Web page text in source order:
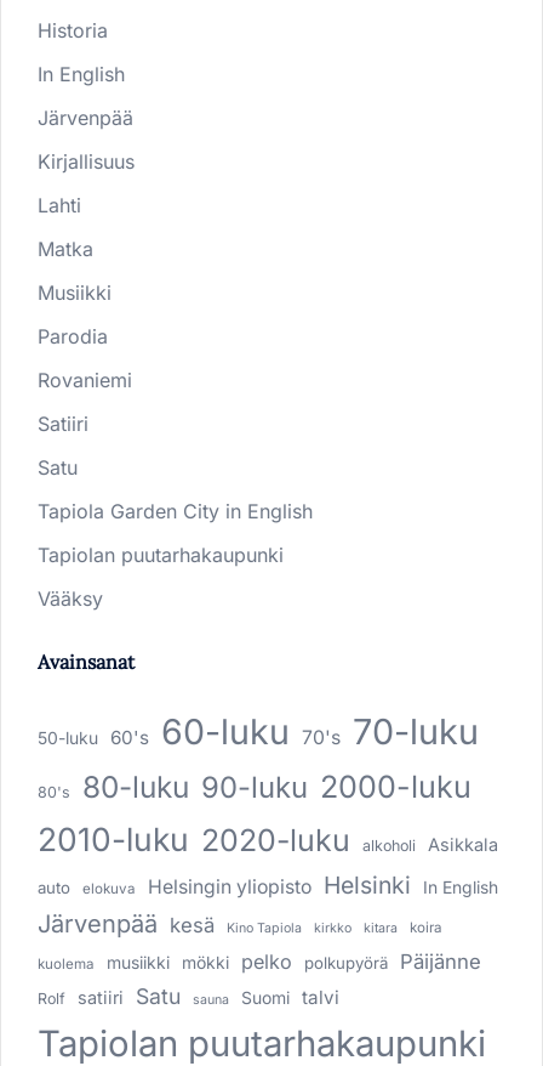
Historia
In English
Järvenpää
Kirjallisuus
Lahti
Matka
Musiikki
Parodia
Rovaniemi
Satiiri
Satu
Tapiola Garden City in English
Tapiolan puutarhakaupunki
Vääksy
Avainsanat
50-luku 60's 60-luku 70's 70-luku
80's 80-luku 90-luku 2000-luku
2010-luku 2020-luku alkoholi Asikkala
auto elokuva Helsingin yliopisto Helsinki In English
Järvenpää kesä Kino Tapiola kirkko kitara koira
kuolema musiikki mökki pelko polkupyörä Päijänne
Rolf satiiri Satu sauna Suomi talvi
Tapiolan puutarhakaupunki